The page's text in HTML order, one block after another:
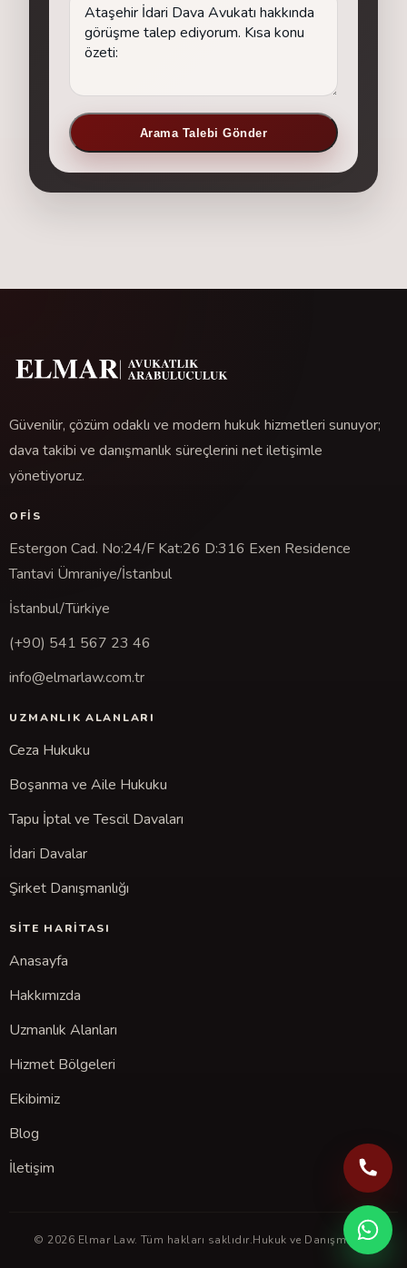
Arama Talebi Gönder
Güvenilir, çözüm odaklı ve modern hukuk hizmetleri sunuyor;
dava takibi ve danışmanlık süreçlerini net iletişimle
yönetiyoruz.
OFIS
Estergon Cad. No:24/F Kat:26 D:316 Exen Residence
Tantavi Ümraniye/İstanbul
İstanbul/Türkiye
(+90) 541 567 23 46
info@elmarlaw.com.tr
UZMANLIK ALANLARI
Ceza Hukuku
Boşanma ve Aile Hukuku
Tapu İptal ve Tescil Davaları
İdari Davalar
Şirket Danışmanlığı
SITE HARITASI
Anasayfa
Hakkımızda
Uzmanlık Alanları
Hizmet Bölgeleri
Ekibimiz
Blog
İletişim
© 2026 Elmar Law. Tüm hakları saklıdır.Hukuk ve Danışmanlık